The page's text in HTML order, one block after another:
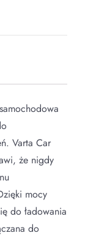
Varta Car
że nigdy
mocy
do ładowania
do